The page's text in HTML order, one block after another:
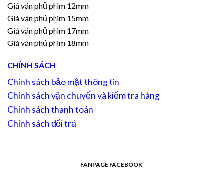
Giá ván phủ phim 12mm
Giá ván phủ phim 15mm
Giá ván phủ phim 17mm
Giá ván phủ phim 18mm
CHÍNH SÁCH
Chính sách bảo mật thông tin
Chính sách vận chuyển và kiểm tra hàng
Chính sách thanh toán
Chính sách đổi trả
FANPAGE FACEBOOK